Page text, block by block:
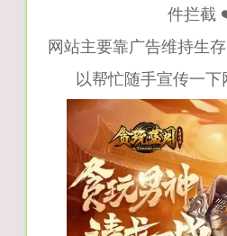
件拦截
网站主要靠广告维持生
以帮忙随手宣传一